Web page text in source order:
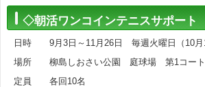
◇朝活ワンコインテニスサポート
日時 9月3日～11月26日 毎週火曜日（10月
場所 柳島しおさい公園 庭球場 第1コート
定員 各回10名